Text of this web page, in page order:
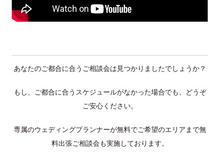
あなたのご都合に合うご相談会は見つかりましたでしょうか？
もし、ご都合に合うスケジュールがなかった場合でも、どうぞ
ご安心ください。
専属のウェディングプランナーが無料でご希望のエリアまで無
料出張ご相談会も実施しております。